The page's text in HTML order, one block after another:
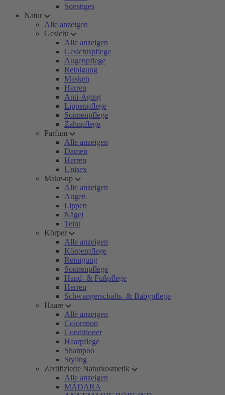
Sonstiges
Natur
Alle anzeigen
Gesicht
Alle anzeigen
Gesichtspflege
Augenpflege
Reinigung
Masken
Herren
Anti-Aging
Lippenpflege
Sonnenpflege
Zahnpflege
Parfum
Alle anzeigen
Damen
Herren
Unisex
Make-up
Alle anzeigen
Augen
Lippen
Nägel
Teint
Körper
Alle anzeigen
Körperpflege
Reinigung
Sonnenpflege
Hand- & Fußpflege
Herren
Schwangerschafts- & Babypflege
Haare
Alle anzeigen
Coloration
Conditioner
Haarpflege
Shampoo
Styling
Zertifizierte Naturkosmetik
Alle anzeigen
MÁDARA